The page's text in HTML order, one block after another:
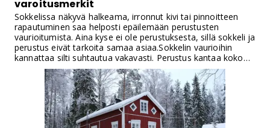
varoitusmerkit
Sokkelissa näkyvä halkeama, irronnut kivi tai pinnoitteen
rapautuminen saa helposti epäilemään perustusten
vaurioitumista. Aina kyse ei ole perustuksesta, sillä sokkeli ja
perustus eivät tarkoita samaa asiaa.Sokkelin vaurioihin
kannattaa silti suhtautua vakavasti. Perustus kantaa koko
rakennusta, ja vaurion syy pitää selvittää ennen
paikkaamista, pinnoittamista tai kaivuutöitä. Pieni pintavika
voidaan usein korjata kevyesti, mutta rakennuksen
painuminen, kallistuminen tai liikkuminen vaatii
ammattilaisen arviota.